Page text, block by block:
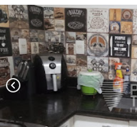
chevron_left